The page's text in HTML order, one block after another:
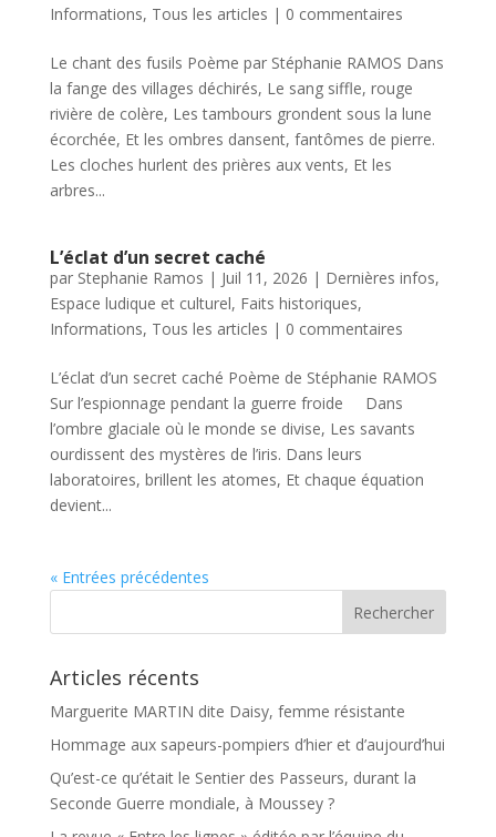
Informations, Tous les articles | 0 commentaires
Le chant des fusils Poème par Stéphanie RAMOS Dans
la fange des villages déchirés, Le sang siffle, rouge
rivière de colère, Les tambours grondent sous la lune
écorchée, Et les ombres dansent, fantômes de pierre.
Les cloches hurlent des prières aux vents, Et les
arbres...
L’éclat d’un secret caché
par Stephanie Ramos | Juil 11, 2026 | Dernières infos,
Espace ludique et culturel, Faits historiques,
Informations, Tous les articles | 0 commentaires
L’éclat d’un secret caché Poème de Stéphanie RAMOS
Sur l’espionnage pendant la guerre froide Dans
l’ombre glaciale où le monde se divise, Les savants
ourdissent des mystères de l’iris. Dans leurs
laboratoires, brillent les atomes, Et chaque équation
devient...
« Entrées précédentes
Articles récents
Marguerite MARTIN dite Daisy, femme résistante
Hommage aux sapeurs-pompiers d’hier et d’aujourd’hui
Qu’est-ce qu’était le Sentier des Passeurs, durant la
Seconde Guerre mondiale, à Moussey ?